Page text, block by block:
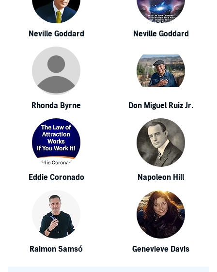
Neville Goddard Neville Goddard
Rhonda Byrne Don Miguel Ruiz Jr.
Eddie Coronado Napoleon Hill
Raimon Samsó Genevieve Davis